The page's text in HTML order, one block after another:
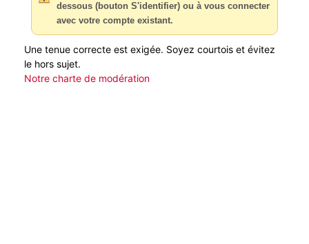
dessous (bouton S'identifier) ou à vous connecter
avec votre compte existant.
Une tenue correcte est exigée. Soyez courtois et évitez
le hors sujet.
Notre charte de modération